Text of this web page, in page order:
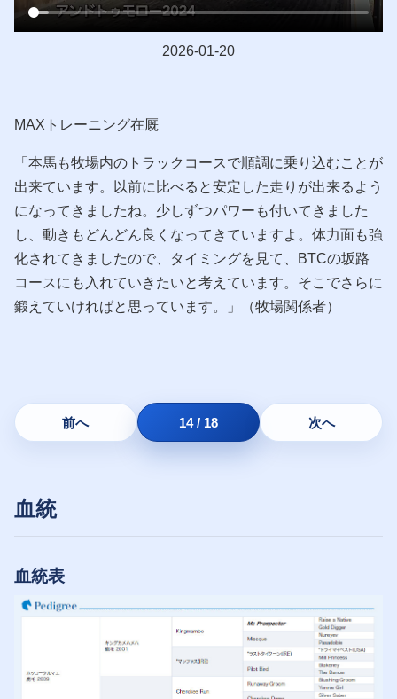
2026-01-20
MAXトレーニング在厩
「本馬も牧場内のトラックコースで順調に乗り込むことが
出来ています。以前に比べると安定した走りが出来るよう
になってきましたね。少しずつパワーも付いてきました
し、動きもどんどん良くなってきていますよ。体力面も強
化されてきましたので、タイミングを見て、BTCの坂路
コースにも入れていきたいと考えています。そこでさらに
鍛えていければと思っています。」（牧場関係者）
前へ 14 / 18 次へ
血統
血統表